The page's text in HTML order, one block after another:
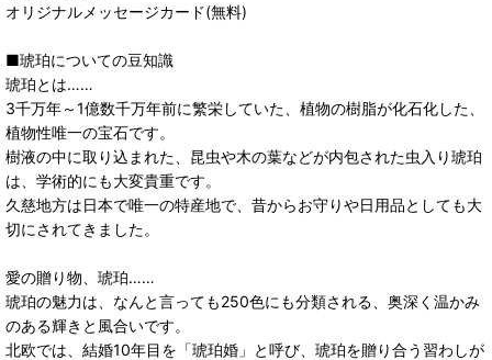
オリジナルメッセージカード(無料)
■琥珀についての豆知識
琥珀とは……
3千万年～1億数千万年前に繁栄していた、植物の樹脂が化石化した、
植物性唯一の宝石です。
樹液の中に取り込まれた、昆虫や木の葉などが内包された虫入り琥珀
は、学術的にも大変貴重です。
久慈地方は日本で唯一の特産地で、昔からお守りや日用品としても大
切にされてきました。
愛の贈り物、琥珀……
琥珀の魅力は、なんと言っても250色にも分類される、奥深く温かみ
のある輝きと風合いです。
北欧では、結婚10年目を「琥珀婚」と呼び、琥珀を贈り合う習わしが